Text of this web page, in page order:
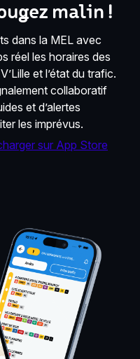
malin !
dans la MEL avec
réel les horaires des
et l’état du trafic.
collaboratif
et d’alertes
les imprévus.